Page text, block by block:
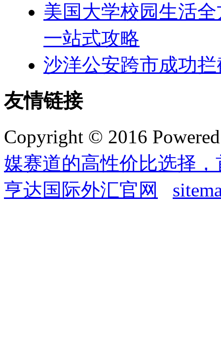
美国大学校园生活
一站式攻略
沙洋公安跨市成功
友情链接
Copyright © 2016
媒赛道的高性价比选择
亨达国际外汇官网